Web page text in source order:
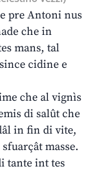
pre Antoni nus
che in
mans, tal
cidine e
che al vignìs
di salût che
in fin di vite,
masse.
tante int tes